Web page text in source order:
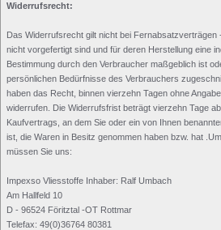
Widerrufsrecht:
Das Widerrufsrecht gilt nicht bei Fernabsatzverträgen
nicht vorgefertigt sind und für deren Herstellung eine
Bestimmung durch den Verbraucher maßgeblich ist
persönlichen Bedürfnisse des Verbrauchers
haben das Recht, binnen vierzehn Tagen ohne
widerrufen. Die Widerrufsfrist beträgt vierzehn Tage
Kaufvertrags, an dem Sie oder ein von Ihnen
ist, die Waren in Besitz genommen haben bzw. hat
müssen Sie uns:
Impexso Vliesstoffe Inhaber: Ralf Umbach
Am Hallfeld 10
D - 96524 Föritztal -OT Rottmar
Telefax: 49(0)36764 80381